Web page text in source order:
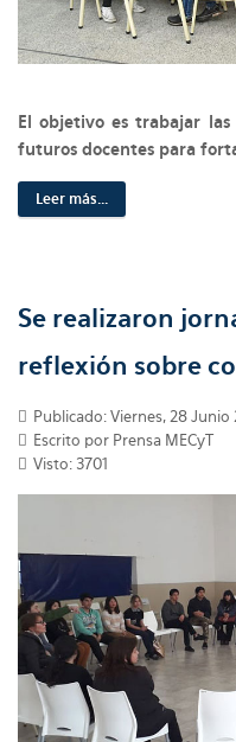
El objetivo es trabajar
futuros docentes para
Leer más...
Se realizaron
reflexión sobre
Publicado: Viernes, 28 Junio
Escrito por Prensa MECyT
Visto: 3701